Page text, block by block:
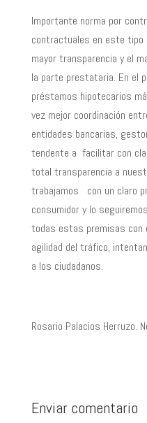
Importante norma por
contractuales en este tipo
mayor transparencia y el
la parte prestataria. En el
préstamos hipotecarios
vez mejor coordinación
entidades bancarias,
tendente a facilitar con
total transparencia a
trabajamos con un claro
consumidor y lo
todas estas premisas
agilidad del tráfico,
a los ciudadanos.
Rosario Palacios Herruzo.
Enviar comentario